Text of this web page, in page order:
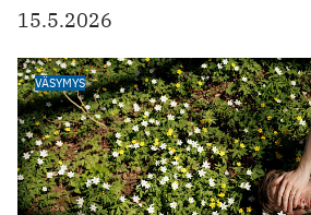
15.5.2026
VÄSYMYS